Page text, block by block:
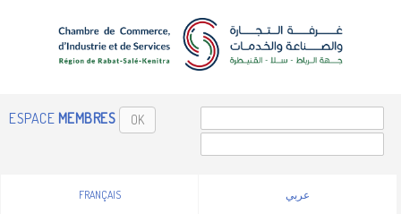
ESPACE MEMBRES OK
FRANÇAIS عربي